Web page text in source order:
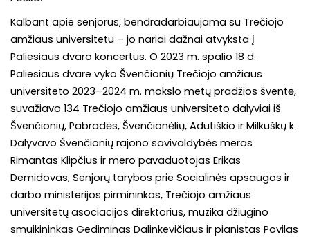
Kalbant apie senjorus, bendradarbiaujama su Trečiojo
amžiaus universitetu – jo nariai dažnai atvyksta į
Paliesiaus dvaro koncertus. O 2023 m. spalio 18 d.
Paliesiaus dvare vyko Švenčionių Trečiojo amžiaus
universiteto 2023–2024 m. mokslo metų pradžios šventė,
suvažiavo 134 Trečiojo amžiaus universiteto dalyviai iš
Švenčionių, Pabradės, Švenčionėlių, Adutiškio ir Milkuškų k.
Dalyvavo Švenčionių rajono savivaldybės meras
Rimantas Klipčius ir mero pavaduotojas Erikas
Demidovas, Senjorų tarybos prie Socialinės apsaugos ir
darbo ministerijos pirmininkas, Trečiojo amžiaus
universitetų asociacijos direktorius, muzika džiugino
smuikininkas Gediminas Dalinkevičiaus ir pianistas Povilas